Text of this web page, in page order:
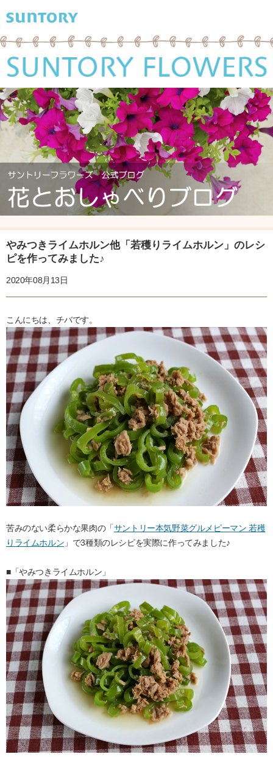
やみつきライムホルン他「若穫りライムホルン」のレシ
ピを作ってみました♪
2020年08月13日
こんにちは、チバです。
苦みのない柔らかな果肉の「サントリー本気野菜グルメピーマン 若穫
りライムホルン 」で3種類のレシピを実際に作ってみました♪
■「やみつきライムホルン」